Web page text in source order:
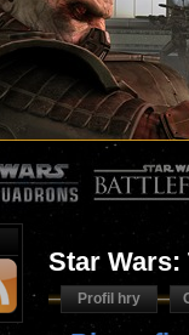
Star Wars:
Profil hry